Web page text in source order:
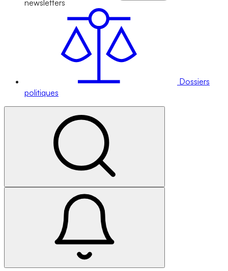
newsletters
Dossiers
politiques